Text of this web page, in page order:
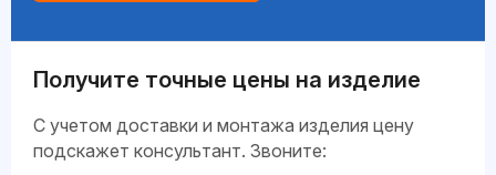
Получите точные цены на изделие
C учетом доставки и монтажа изделия цену
подскажет консультант. Звоните: